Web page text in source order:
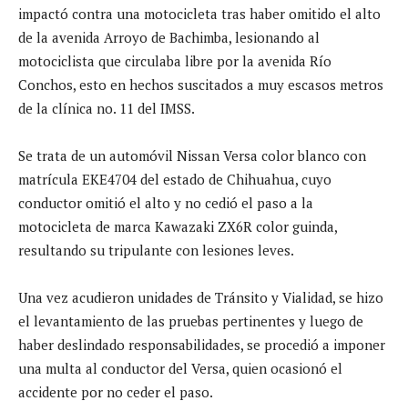
impactó contra una motocicleta tras haber omitido el alto
de la avenida Arroyo de Bachimba, lesionando al
motociclista que circulaba libre por la avenida Río
Conchos, esto en hechos suscitados a muy escasos metros
de la clínica no. 11 del IMSS.
Se trata de un automóvil Nissan Versa color blanco con
matrícula EKE4704 del estado de Chihuahua, cuyo
conductor omitió el alto y no cedió el paso a la
motocicleta de marca Kawazaki ZX6R color guinda,
resultando su tripulante con lesiones leves.
Una vez acudieron unidades de Tránsito y Vialidad, se hizo
el levantamiento de las pruebas pertinentes y luego de
haber deslindado responsabilidades, se procedió a imponer
una multa al conductor del Versa, quien ocasionó el
accidente por no ceder el paso.